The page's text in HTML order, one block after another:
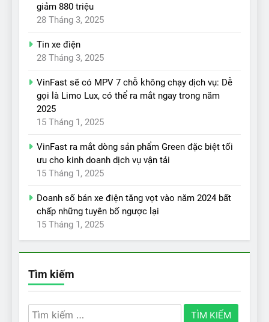
giảm 880 triệu
28 Tháng 3, 2025
Tin xe điện
28 Tháng 3, 2025
VinFast sẽ có MPV 7 chỗ không chạy dịch vụ: Dễ
gọi là Limo Lux, có thể ra mắt ngay trong năm
2025
15 Tháng 1, 2025
VinFast ra mắt dòng sản phẩm Green đặc biệt tối
ưu cho kinh doanh dịch vụ vận tải
15 Tháng 1, 2025
Doanh số bán xe điện tăng vọt vào năm 2024 bất
chấp những tuyên bố ngược lại
15 Tháng 1, 2025
Tìm kiếm
Tìm